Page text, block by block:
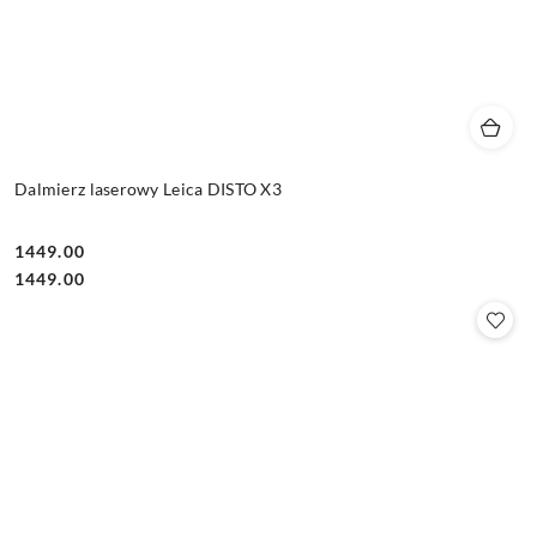
Dalmierz laserowy Leica DISTO X3
Cena:
1449.00
Cena:
1449.00